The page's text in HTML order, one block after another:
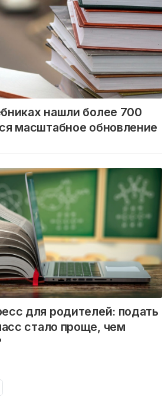
нашли более 700
масштабное обновление
для родителей: подать
стало проще, чем